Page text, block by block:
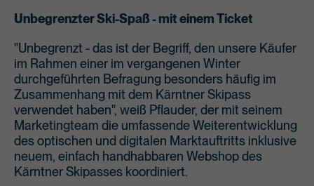
Unbegrenzter Ski-Spaß - mit einem Ticket
"Unbegrenzt - das ist der Begriff, den unsere Käufer
im Rahmen einer im vergangenen Winter
durchgeführten Befragung besonders häufig im
Zusammenhang mit dem Kärntner Skipass
verwendet haben", weiß Pflauder, der mit seinem
Marketingteam die umfassende Weiterentwicklung
des optischen und digitalen Marktauftritts inklusive
neuem, einfach handhabbaren Webshop des
Kärntner Skipasses koordiniert.